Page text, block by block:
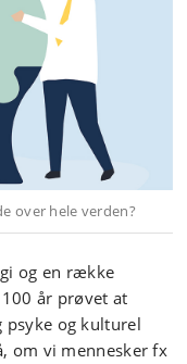
over hele verden?
og en række
år prøvet at
og kulturel
om vi mennesker fx